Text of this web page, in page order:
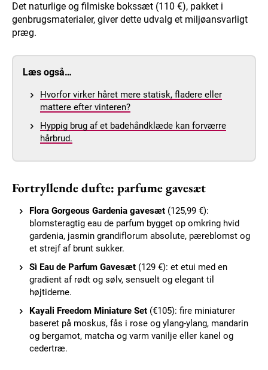
Det naturlige og filmiske bokssæt (110 €), pakket i
genbrugsmaterialer, giver dette udvalg et miljøansvarligt
præg.
Læs også…
Hvorfor virker håret mere statisk, fladere eller
mattere efter vinteren?
Hyppig brug af et badehåndklæde kan forværre
hårbrud.
Fortryllende dufte: parfume gavesæt
Flora Gorgeous Gardenia gavesæt (125,99 €):
blomsteragtig eau de parfum bygget op omkring hvid
gardenia, jasmin grandiflorum absolute, pæreblomst og
et strejf af brunt sukker.
Sì Eau de Parfum Gavesæt (129 €): et etui med en
gradient af rødt og sølv, sensuelt og elegant til
højtiderne.
Kayali Freedom Miniature Set (€105): fire miniaturer
baseret på moskus, fås i rose og ylang-ylang, mandarin
og bergamot, matcha og varm vanilje eller kanel og
cedertræ.